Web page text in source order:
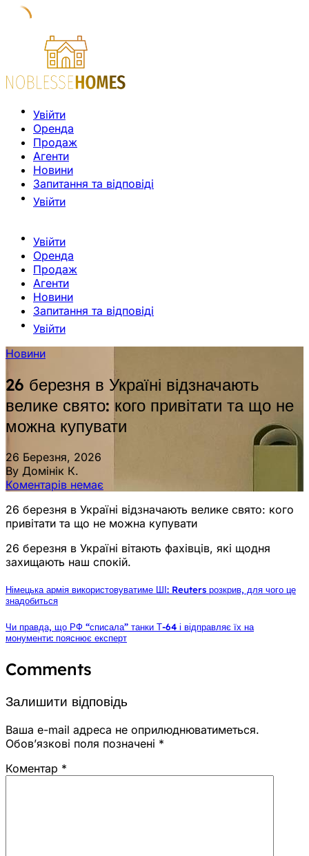
Увійти
Оренда
Продаж
Агенти
Новини
Запитання та відповіді
Увійти
Увійти
Оренда
Продаж
Агенти
Новини
Запитання та відповіді
Увійти
Новини
26 березня в Україні відзначають
велике свято: кого привітати та що не
можна купувати
26 Березня, 2026
By Домінік К.
Коментарів немає
26 березня в Україні відзначають велике свято: кого
привітати та що не можна купувати
26 березня в Україні вітають фахівців, які щодня
захищають наш спокій.
Німецька армія використовуватиме ШІ: Reuters розкрив, для чого це
знадобиться
Чи правда, що РФ “списала” танки Т-64 і відправляє їх на
монументи: пояснює експерт
Comments
Залишити відповідь
Ваша e-mail адреса не оприлюднюватиметься.
Обов’язкові поля позначені *
Коментар *